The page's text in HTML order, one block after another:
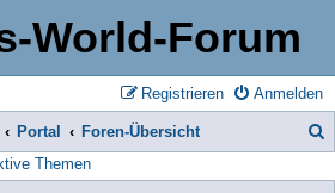
World-Forum
Anmelden
Registrieren
Portal Foren-Übersicht
Themen